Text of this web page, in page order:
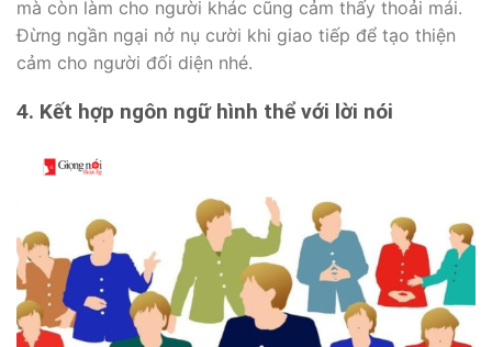
mà còn làm cho người khác cũng cảm thấy thoải mái.
Đừng ngần ngại nở nụ cười khi giao tiếp để tạo thiện
cảm cho người đối diện nhé.
4. Kết hợp ngôn ngữ hình thể với lời nói